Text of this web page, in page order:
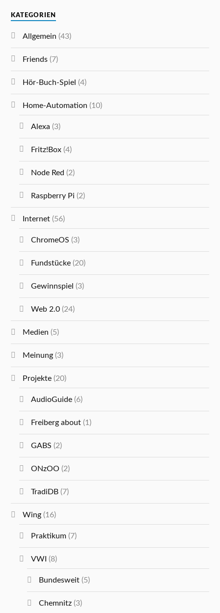
KATEGORIEN
Allgemein (43)
Friends (7)
Hör-Buch-Spiel (4)
Home-Automation (10)
Alexa (3)
Fritz!Box(4)
Node Red (2)
Raspberry Pi (2)
Internet (56)
ChromeOS (3)
Fundstücke(20)
Gewinnspiel (3)
Web 2.0(24)
Medien (5)
Meinung (3)
Projekte (20)
AudioGuide(6)
Freiberg about(1)
GABS (2)
ONzOO (2)
TradiDB(7)
Wing (16)
Praktikum(7)
VWI (8)
Bundesweit(5)
Chemnitz(3)